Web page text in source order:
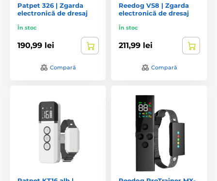
Patpet 326 | Zgarda
electronică de dresaj
În stoc
190,99 lei
Compară
Reedog VS8 | Zgarda
electronică de dresaj
În stoc
211,99 lei
Compară